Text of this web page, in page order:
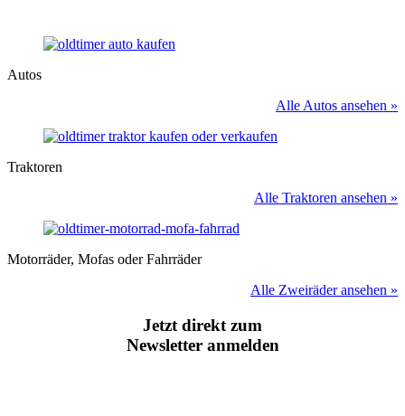
Autos
Alle Autos ansehen »
Traktoren
Alle Traktoren ansehen »
Motorräder, Mofas oder Fahrräder
Alle Zweiräder ansehen »
Jetzt direkt zum
Newsletter anmelden